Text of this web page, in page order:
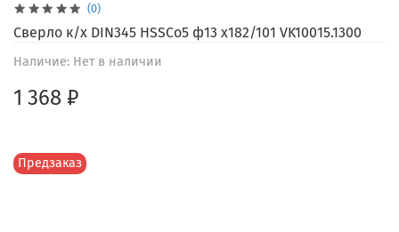
(0)
Наличие: Нет в наличии
Предзаказ
1 368 ₽
Сверло к/х DIN345 HSSCo5 ф13 х182/101 VK10015.1300